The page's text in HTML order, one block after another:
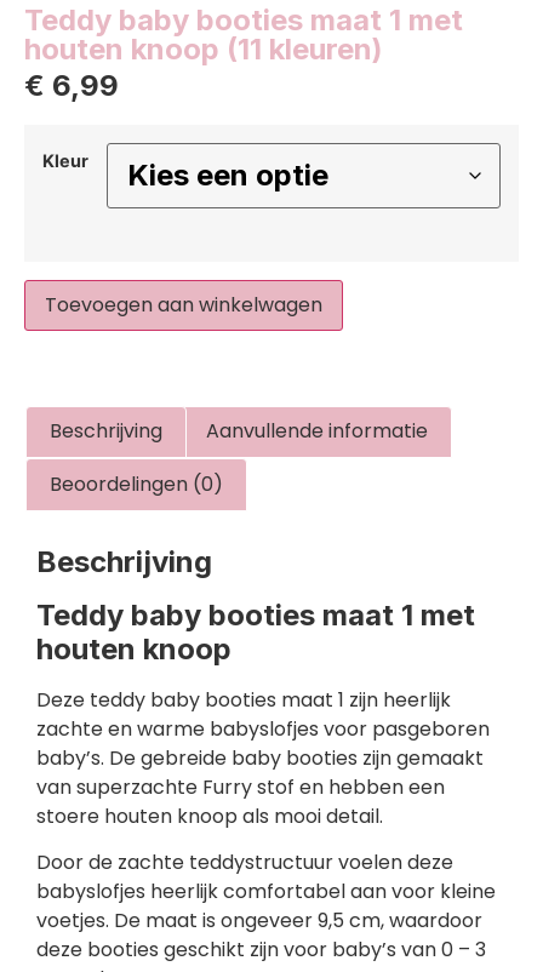
Teddy baby booties maat 1 met
houten knoop (11 kleuren)
€ 6,99
Kleur
Toevoegen aan winkelwagen
Beschrijving
Aanvullende informatie
Beoordelingen (0)
Beschrijving
Teddy baby booties maat 1 met
houten knoop
Deze teddy baby booties maat 1 zijn heerlijk
zachte en warme babyslofjes voor pasgeboren
baby’s. De gebreide baby booties zijn gemaakt
van superzachte Furry stof en hebben een
stoere houten knoop als mooi detail.
Door de zachte teddystructuur voelen deze
babyslofjes heerlijk comfortabel aan voor kleine
voetjes. De maat is ongeveer 9,5 cm, waardoor
deze booties geschikt zijn voor baby’s van 0 – 3